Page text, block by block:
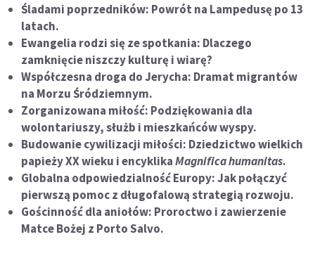
Śladami poprzedników: Powrót na Lampedusę po 13
latach.
Ewangelia rodzi się ze spotkania: Dlaczego
zamknięcie niszczy kulturę i wiarę?
Współczesna droga do Jerycha: Dramat migrantów
na Morzu Śródziemnym.
Zorganizowana miłość: Podziękowania dla
wolontariuszy, służb i mieszkańców wyspy.
Budowanie cywilizacji miłości: Dziedzictwo wielkich
papieży XX wieku i encyklikaMagnifica humanitas.
Globalna odpowiedzialność Europy: Jak połączyć
pierwszą pomoc z długofalową strategią rozwoju.
Gościnność dla aniołów: Proroctwo i zawierzenie
Matce Bożej z Porto Salvo.